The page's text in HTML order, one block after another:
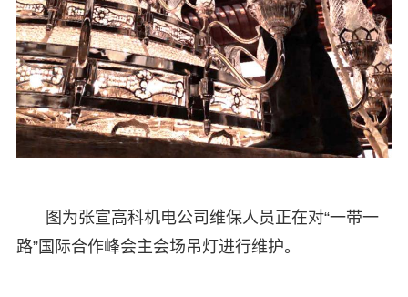
图为张宣高科机电公司维保人员正在对“一带一
路”国际合作峰会主会场吊灯进行维护。